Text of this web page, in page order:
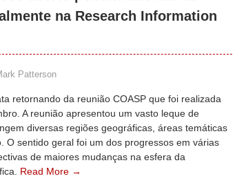
na Research Information
Patterson
retornando da reunião COASP que foi realizada
A reunião apresentou um vasto leque de
diversas regiões geográficas, áreas temáticas
O sentido geral foi um dos progressos em várias
de maiores mudanças na esfera da
Read More →